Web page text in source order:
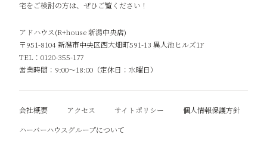
宅をご検討の方は、ぜひご覧ください！
アドハウス(R+house 新潟中央店)
〒951-8104 新潟市中央区西大畑町591-13 異人池ヒルズ1F
TEL：0120-355-177
営業時間：9:00～18:00（定休日：水曜日）
会社概要 アクセス サイトポリシー
個人情報保護方針
ハーバーハウスグループについて